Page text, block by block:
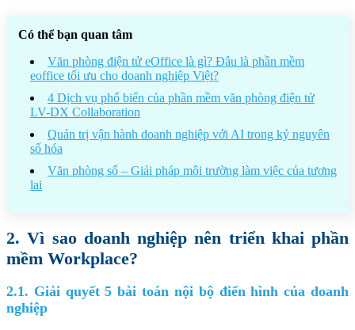
Có thể bạn quan tâm
Văn phòng điện tử eOffice là gì? Đâu là phần mềm
eoffice tối ưu cho doanh nghiệp Việt?
4 Dịch vụ phổ biến của phần mềm văn phòng điện tử
LV-DX Collaboration
Quản trị vận hành doanh nghiệp với AI trong kỷ nguyên
số hóa
Văn phòng số – Giải pháp môi trường làm việc của tương
lai
2. Vì sao doanh nghiệp nên triển khai phần
mềm Workplace?
2.1. Giải quyết 5 bài toán nội bộ điển hình của doanh
nghiệp